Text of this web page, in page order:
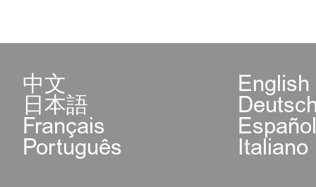
中文 English
日本語
Français
Português Italiano